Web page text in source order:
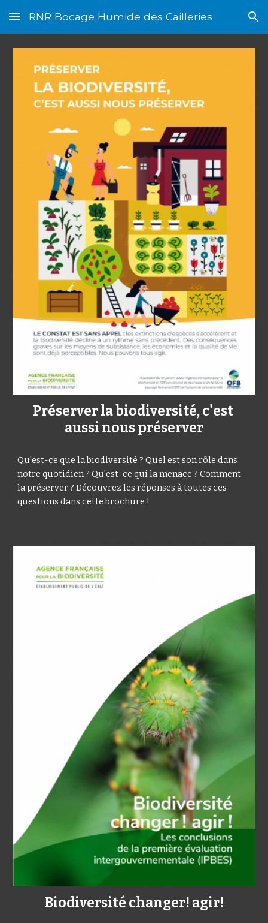
Skip to main content Skip to navigation
RNR Bocage Humide des Cailleries
Préserver la biodiversité, c'est
aussi nous préserver
Qu'est-ce que la biodiversité ? Quel est son rôle dans
notre quotidien ? Qu'est-ce qui la menace ? Comment
la préserver ? Découvrez les réponses à toutes ces
questions dans cette brochure !
Biodiversité changer! agir!